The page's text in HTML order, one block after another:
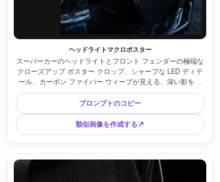
ヘッドライトマクロポスター
スーパーカーのヘッドライトとフロント フェンダーの極端な
クローズアップ ポスター クロップ、シャープな LED ディテ
ール、カーボン ファイバー ウィーブが見える、深い影を備
えたドラマチックなハード ライト、抽象的な反射、左側のモ
ダンな最小限のタイポグラフィ エリア、マクロ レンズ ルッ
ク、高解像度、超リアルな質感、プレミアム製品ポスター ス
タイリング、鮮明なエッジ --ar 4:5
プロンプトのコピー
類似画像を作成する↗